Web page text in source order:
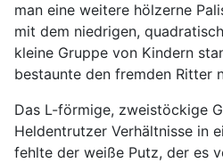
man eine weitere hölzerne
mit dem niedrigen,
kleine Gruppe von Kindern
bestaunte den fremden Ritter
Das L-förmige, zweistöckige
Heldentrutzer Verhältnisse in
fehlte der weiße Putz, der es